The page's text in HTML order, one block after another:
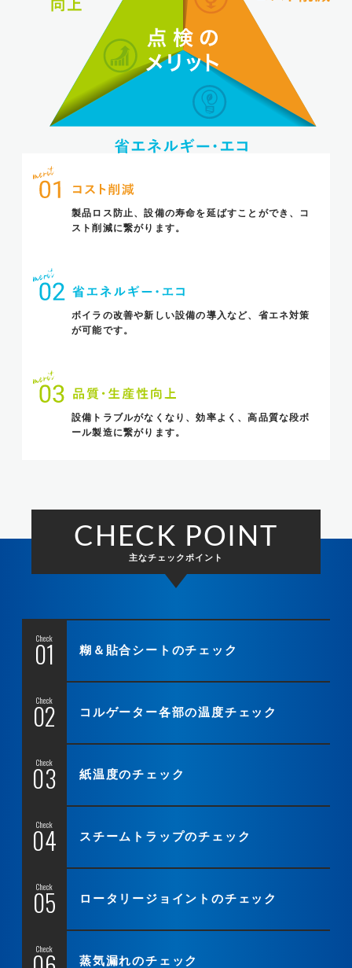
製品ロス防止、設備の寿命を延ばすことができ、コ
スト削減に繋がります。
ボイラの改善や新しい設備の導入など、 省エネ対策
が可能です。
設備トラブルがなくなり、効率よく、高品質な段ボ
ール製造に繋がります。
CHECK POINT
主なチェックポイント
Check
糊＆貼合シートのチェック
Check
コルゲーター各部の温度チェック
Check
紙温度のチェック
Check
スチームトラップのチェック
Check
ロータリージョイントのチェック
Check
蒸気漏れのチェック